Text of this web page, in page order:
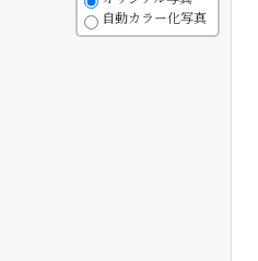
自動カラー化写真